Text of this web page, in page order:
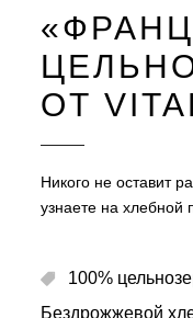
ОТ
Никого не оставит
узнаете на хлебной
100%
Бездрожжевой